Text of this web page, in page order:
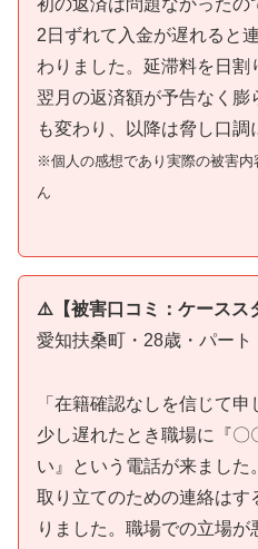
2日ずれて入金が遅れると
わりました。延滞料を日割
翌月の返済額が予告なく
も変わり、以降は脅し口調
※個人の感想であり実際の被害
ん
⚠️【被害口コミ：ケースス
愛知扶桑町・28歳・パート
「在籍確認なしを信じて
少し遅れたとき職場に『〇
い』という電話が来まし
取り立てのための連絡はす
りました。職場での立場が